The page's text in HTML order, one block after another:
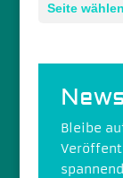
Seite wählen
Bleibe